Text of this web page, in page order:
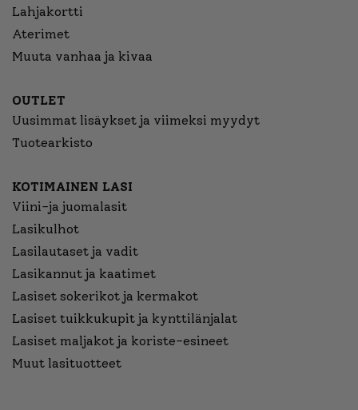
Lahjakortti
Aterimet
Muuta vanhaa ja kivaa
OUTLET
Uusimmat lisäykset ja viimeksi myydyt
Tuotearkisto
KOTIMAINEN LASI
Viini-ja juomalasit
Lasikulhot
Lasilautaset ja vadit
Lasikannut ja kaatimet
Lasiset sokerikot ja kermakot
Lasiset tuikkukupit ja kynttilänjalat
Lasiset maljakot ja koriste-esineet
Muut lasituotteet